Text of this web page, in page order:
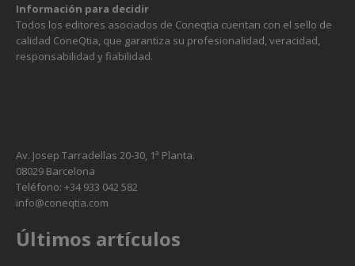
Información para decidir
Todos los editores asociados de Coneqtia cuentan con el sello de
calidad ConeQtia, que garantiza su profesionalidad, veracidad,
responsabilidad y fiabilidad.
Av. Josep Tarradellas 20-30, 1ª Planta.
08029 Barcelona
Teléfono: +34 933 042 582
info@coneqtia.com
Últimos artículos